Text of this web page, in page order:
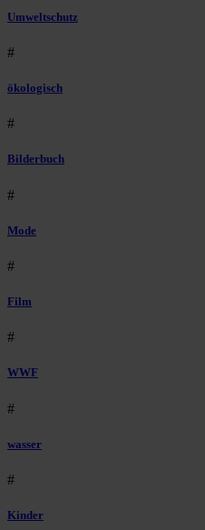
Umweltschutz
#
ökologisch
#
Bilderbuch
#
Mode
#
Film
#
WWF
#
wasser
#
Kinder